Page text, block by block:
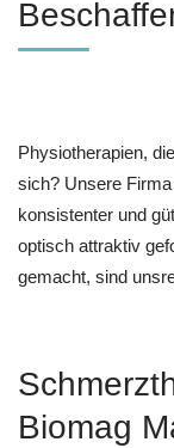
Physiotherapien,
sich? Unsere
konsistenter und
optisch attraktiv
gemacht, sind
Biomag